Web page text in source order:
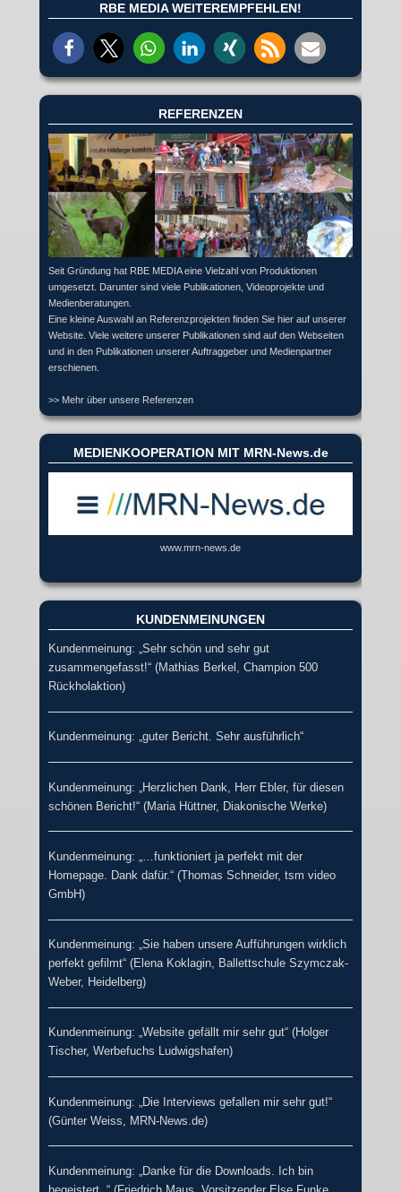
RBE MEDIA WEITEREMPFEHLEN!
REFERENZEN
Seit Gründung hat RBE MEDIA eine Vielzahl von Produktionen
umgesetzt. Darunter sind viele Publikationen, Videoprojekte und
Medienberatungen.
Eine kleine Auswahl an Referenzprojekten finden Sie hier auf unserer
Website. Viele weitere unserer Publikationen sind auf den Webseiten
und in den Publikationen unserer Auftraggeber und Medienpartner
erschienen.
>> Mehr über unsere Referenzen
MEDIENKOOPERATION MIT MRN-News.de
www.mrn-news.de
KUNDENMEINUNGEN
Kundenmeinung: „Sehr schön und sehr gut
zusammengefasst!“ (Mathias Berkel, Champion 500
Rückholaktion)
Kundenmeinung: „guter Bericht. Sehr ausführlich“
Kundenmeinung: „Herzlichen Dank, Herr Ebler, für diesen
schönen Bericht!“ (Maria Hüttner, Diakonische Werke)
Kundenmeinung: „…funktioniert ja perfekt mit der
Homepage. Dank dafür.“ (Thomas Schneider, tsm video
GmbH)
Kundenmeinung: „Sie haben unsere Aufführungen wirklich
perfekt gefilmt“ (Elena Koklagin, Ballettschule Szymczak-
Weber, Heidelberg)
Kundenmeinung: „Website gefällt mir sehr gut“ (Holger
Tischer, Werbefuchs Ludwigshafen)
Kundenmeinung: „Die Interviews gefallen mir sehr gut!“
(Günter Weiss, MRN-News.de)
Kundenmeinung: „Danke für die Downloads. Ich bin